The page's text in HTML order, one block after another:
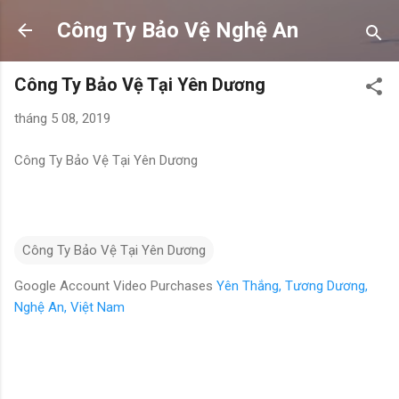
Chuyển đến nội dung chính
Công Ty Bảo Vệ Nghệ An
Công Ty Bảo Vệ Tại Yên Dương
tháng 5 08, 2019
Công Ty Bảo Vệ Tại Yên Dương
Công Ty Bảo Vệ Tại Yên Dương
Google Account Video Purchases Yên Thắng, Tương Dương,
Nghệ An, Việt Nam